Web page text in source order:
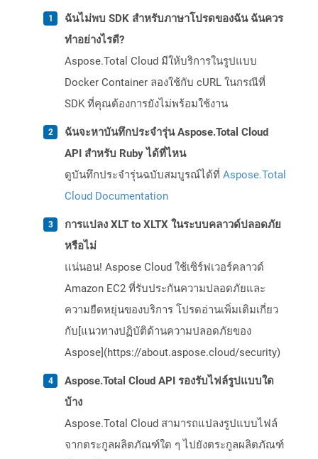
ฉันไม่พบ SDK สำหรับภาษาโปรดของฉัน ฉันควร
ทำอย่างไรดี?
Aspose.Total Cloud มีให้บริการในรูปแบบ
Docker Container ลองใช้กับ cURL ในกรณีที่
SDK ที่คุณต้องการยังไม่พร้อมใช้งาน
ฉันจะหาบันทึกประจำรุ่น Aspose.Total Cloud
API สำหรับ Ruby ได้ที่ไหน
ดูบันทึกประจำรุ่นฉบับสมบูรณ์ได้ที่ Aspose.Total
Cloud Documentation
การแปลง XLT to XLTX ในระบบคลาวด์ปลอดภัย
หรือไม่
แน่นอน! Aspose Cloud ใช้เซิร์ฟเวอร์คลาวด์
Amazon EC2 ที่รับประกันความปลอดภัยและ
ความยืดหยุ่นของบริการ โปรดอ่านเพิ่มเติมเกี่ยว
กับ[แนวทางปฏิบัติด้านความปลอดภัยของ
Aspose](https://about.aspose.cloud/security)
Aspose.Total Cloud API รองรับไฟล์รูปแบบใด
บ้าง
Aspose.Total Cloud สามารถแปลงรูปแบบไฟล์
จากตระกูลผลิตภัณฑ์ใด ๆ ไปยังตระกูลผลิตภัณฑ์